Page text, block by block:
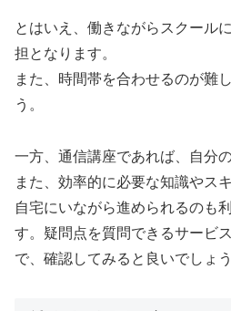
とはいえ、働きながらスクール
担となります。
また、時間帯を合わせるのが難
う。
一方、通信講座であれば、自分
また、効率的に必要な知識やス
自宅にいながら進められるのも
す。疑問点を質問できるサービ
で、確認してみると良いでしょう